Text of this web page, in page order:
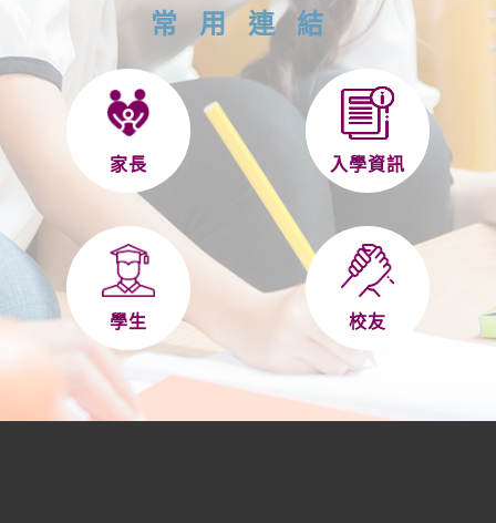
常用連結
家長 入學資訊
學生 校友